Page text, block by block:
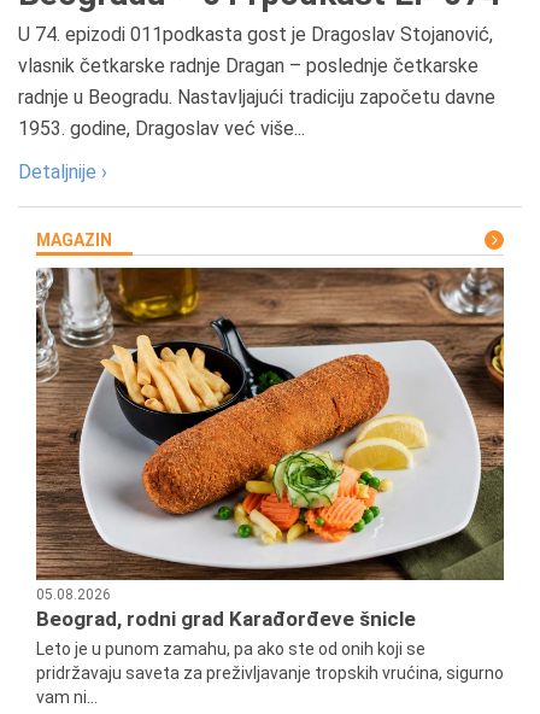
U 74. epizodi 011podkasta gost je Dragoslav Stojanović,
vlasnik četkarske radnje Dragan – poslednje četkarske
radnje u Beogradu. Nastavljajući tradiciju započetu davne
1953. godine, Dragoslav već više...
Detaljnije ›
MAGAZIN
05.08.2026
Beograd, rodni grad Karađorđeve šnicle
Leto je u punom zamahu, pa ako ste od onih koji se
pridržavaju saveta za preživljavanje tropskih vrućina, sigurno
vam ni...